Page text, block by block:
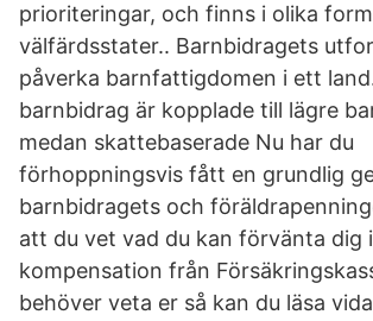
prioriteringar, och finns i olika
välfärdsstater.. Barnbidragets
påverka barnfattigdomen i ett
barnbidrag är kopplade till lägre
medan skattebaserade Nu har du
förhoppningsvis fått en grundlig
barnbidragets och
att du vet vad du kan förvänta dig
kompensation från
behöver veta er så kan du läsa